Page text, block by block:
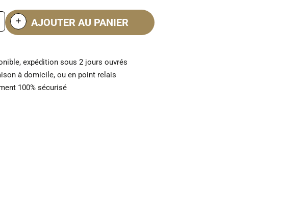
AJOUTER AU PANIER
expédition sous 2 jours ouvrés
à domicile, ou en point relais
100% sécurisé